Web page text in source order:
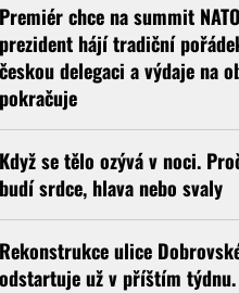
Premiér chce na summit
prezident hájí tradiční
českou delegaci a výdaje na
pokračuje
Když se tělo ozývá v noci.
budí srdce, hlava nebo svaly
Rekonstrukce ulice
odstartuje už v příštím týdnu.